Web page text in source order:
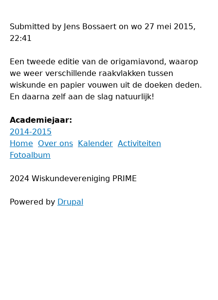
Submitted by Jens Bossaert on wo 27 mei 2015,
22:41
Een tweede editie van de origamiavond, waarop
we weer verschillende raakvlakken tussen
wiskunde en papier vouwen uit de doeken deden.
En daarna zelf aan de slag natuurlijk!
Academiejaar:
2014-2015
Back
to
Main
menu
Home Over ons Kalender Activiteiten
Fotoalbum
2024 Wiskundevereniging PRIME
Powered by Drupal